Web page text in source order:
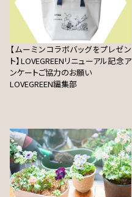
【ムーミンコラボバッグをプレゼン
ト】LOVEGREENリニューアル記念ア
ンケートご協力のお願い
LOVEGREEN編集部